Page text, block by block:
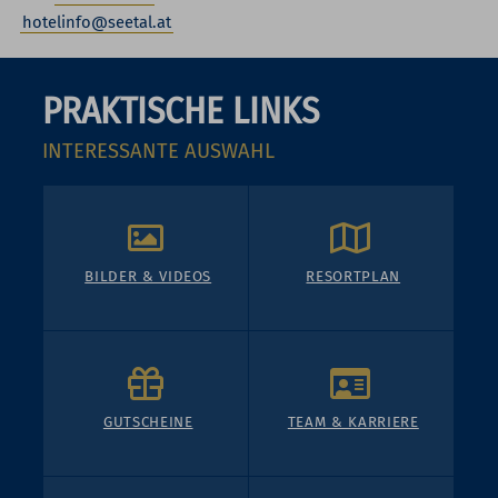
hotelinfo@seetal.at
PRAKTISCHE LINKS
INTERESSANTE AUSWAHL
BILDER & VIDEOS RESORTPLAN
GUTSCHEINE TEAM & KARRIERE